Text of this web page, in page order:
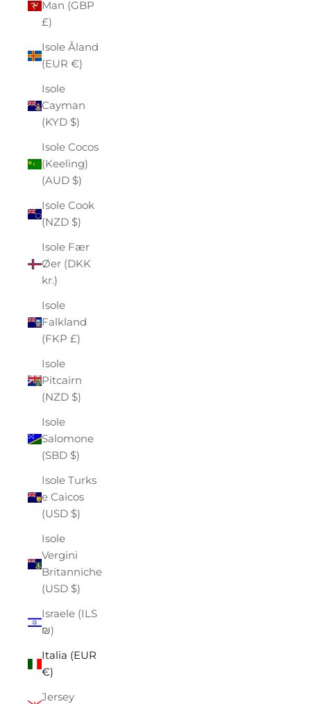
Man (GBP
£)
Isole Åland
(EUR €)
Isole
Cayman
(KYD $)
Isole Cocos
(Keeling)
(AUD $)
Isole Cook
(NZD $)
Isole Fær
Øer (DKK
kr.)
Isole
Falkland
(FKP £)
Isole
Pitcairn
(NZD $)
Isole
Salomone
(SBD $)
Isole Turks
e Caicos
(USD $)
Isole
Vergini
Britanniche
(USD $)
Israele (ILS
₪)
Italia (EUR
€)
Jersey